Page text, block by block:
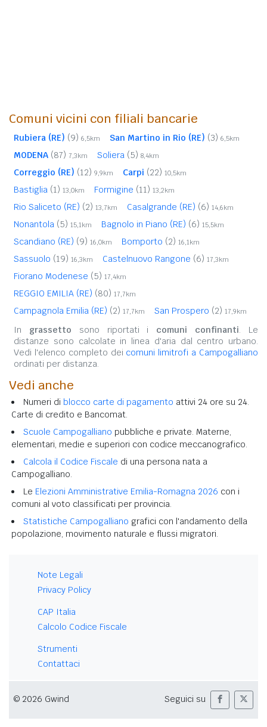
Comuni vicini con filiali bancarie
Rubiera (RE) (9) 6,5km San Martino in Rio (RE) (3) 6,5km
MODENA (87) 7,3km Soliera (5) 8,4km
Correggio (RE) (12) 9,9km Carpi (22) 10,5km
Bastiglia (1) 13,0km Formigine (11) 13,2km
Rio Saliceto (RE) (2) 13,7km Casalgrande (RE) (6) 14,6km
Nonantola (5) 15,1km Bagnolo in Piano (RE) (6) 15,5km
Scandiano (RE) (9) 16,0km Bomporto (2) 16,1km
Sassuolo (19) 16,3km Castelnuovo Rangone (6) 17,3km
Fiorano Modenese (5) 17,4km
REGGIO EMILIA (RE) (80) 17,7km
Campagnola Emilia (RE) (2) 17,7km San Prospero (2) 17,9km
In grassetto sono riportati i comuni confinanti. Le
distanze sono calcolate in linea d'aria dal centro urbano.
Vedi l'elenco completo dei comuni limitrofi a Campogalliano
ordinati per distanza.
Vedi anche
Numeri di blocco carte di pagamento attivi 24 ore su 24.
Carte di credito e Bancomat.
Scuole Campogalliano pubbliche e private. Materne,
elementari, medie e superiori con codice meccanografico.
Calcola il Codice Fiscale di una persona nata a
Campogalliano.
Le Elezioni Amministrative Emilia-Romagna 2026 con i
comuni al voto classificati per provincia.
Statistiche Campogalliano grafici con l'andamento della
popolazione, movimento naturale e flussi migratori.
Note Legali
Privacy Policy
CAP Italia
Calcolo Codice Fiscale
Strumenti
Contattaci
© 2026 Gwind Seguici su